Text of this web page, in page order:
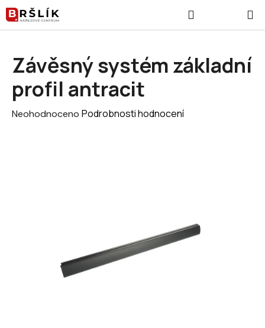
Přejít na obsah
Závěsný systém základní
profil antracit
Průměrné hodnocení produktu je 0,0 z 5 hvězdiček.
Neohodnoceno Podrobnosti hodnocení